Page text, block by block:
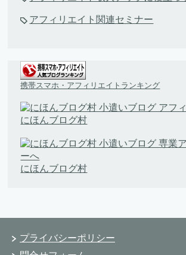
アフィリエイト関連セミナー
携帯スマホ・アフィリエイトランキング
にほんブログ村
にほんブログ村
プライバシーポリシー